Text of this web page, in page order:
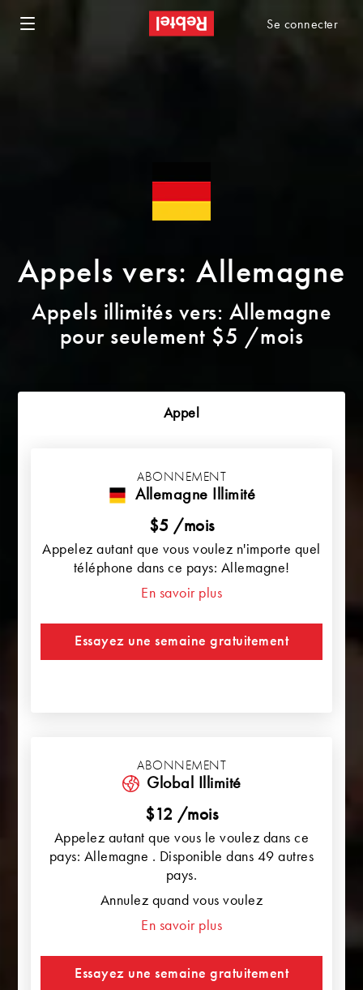
Se connecter
Appels vers: Allemagne
Appels illimités vers: Allemagne
pour seulement $5 /mois
Appel
ABONNEMENT
Allemagne Illimité
$5 /mois
Appelez autant que vous voulez n'importe quel
téléphone dans ce pays: Allemagne!
En savoir plus
Essayez une semaine gratuitement
ABONNEMENT
Global Illimité
$12 /mois
Appelez autant que vous le voulez dans ce
pays: Allemagne . Disponible dans 49 autres
pays.
Annulez quand vous voulez
En savoir plus
Essayez une semaine gratuitement